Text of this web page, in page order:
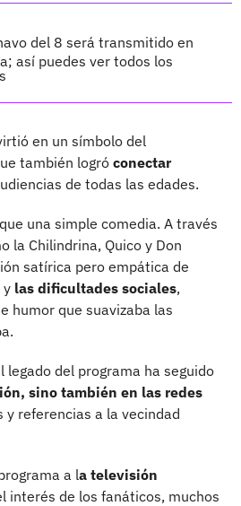
del 8 será transmitido en
así puedes ver todos los
en un símbolo del
también logró conectar
de todas las edades.
una simple comedia. A través
la Chilindrina, Quico y Don
satírica pero empática de
y las dificultades sociales,
humor que suavizaba las
legado del programa ha seguido
sino también en las redes
y referencias a la vecindad
a la televisión
interés de los fanáticos, muchos